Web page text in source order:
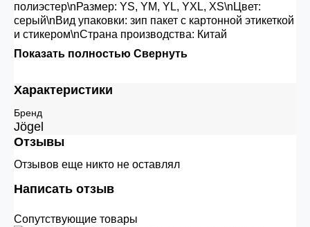
полиэстер\nРазмер: YS, YM, YL, YXL, XS\nЦвет:
серый\nВид упаковки: зип пакет с картонной этикеткой
и стикером\nСтрана производства: Китай
Показать полностью Свернуть
Характеристики
Бренд
Jögel
Отзывы
Отзывов еще никто не оставлял
Написать отзыв
Сопутствующие товары